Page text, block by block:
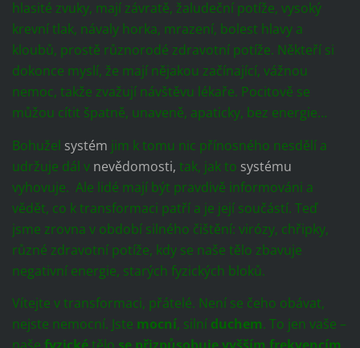
hlasité zvuky, mají závratě, žaludeční potíže, vysoký
krevní tlak, návaly horka, mrazení, bolest hlavy a
kloubů, prostě různorodé zdravotní potíže. Někteří si
dokonce myslí, že mají nějakou začínající, vážnou
nemoc, takže zvažují návštěvu lékaře. Pocitově se
můžou cítit špatně, unaveně, apaticky, bez energie…
Bohužel systém jim k tomu nic přínosného nesdělí a
udržuje dál v nevědomosti, tak, jak to systému
vyhovuje. Ale lidé mají být pravdivě informováni a
vědět, co k transformaci patří a je její součástí. Teď
jsme zrovna v období silného čištění: virózy, chřipky,
různé zdravotní potíže, kdy se naše tělo zbavuje
negativní energie, starých fyzických bloků.
Vítejte v transformaci, přátelé. Není se čeho obávat,
nejste nemocní. Jste mocní, silní duchem. To jen vaše –